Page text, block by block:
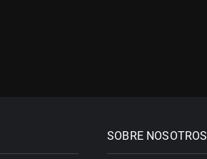
SOBRE NOSOTROS